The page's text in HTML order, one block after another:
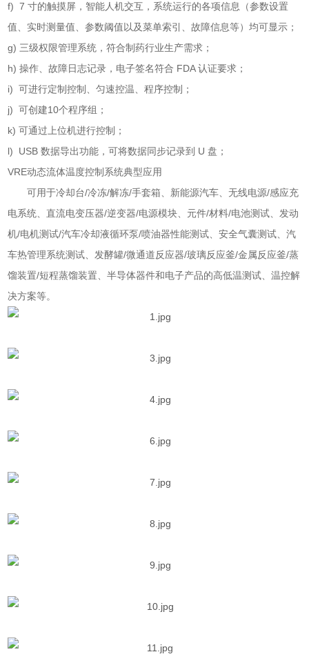
f) 7寸的触摸屏，智能人机交互，系统运行的各项信息（参数设置
值、实时测量值、参数阈值以及菜单索引、故障信息等）均可显示；
g) 三级权限管理系统，符合制药行业生产需求；
h)操作、故障日志记录，电子签名符合 FDA认证要求；
i)可进行定制控制、匀速控温、程序控制；
j)可创建10个程序组；
k)可通过上位机进行控制；
l) USB数据导出功能，可将数据同步记录到 U 盘；
VRE动态流体温度控制系统典型应用
可用于冷却台/冷冻/解冻/手套箱、新能源汽车、无线电源/感应充
电系统、直流电变压器/逆变器/电源模块、元件/材料/电池测试、发动
机/电机测试/汽车冷却液循环泵/喷油器性能测试、安全气囊测试、汽
车热管理系统测试、发酵罐/微通道反应器/玻璃反应釜/金属反应釜/蒸
馏装置/短程蒸馏装置、半导体器件和电子产品的高低温测试、温控解
决方案等。